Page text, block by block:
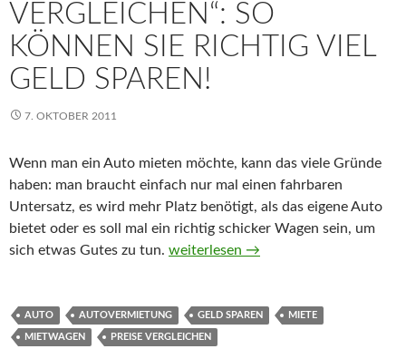
VERGLEICHEN“: SO
KÖNNEN SIE RICHTIG VIEL
GELD SPAREN!
7. OKTOBER 2011
Wenn man ein Auto mieten möchte, kann das viele Gründe
haben: man braucht einfach nur mal einen fahrbaren
Untersatz, es wird mehr Platz benötigt, als das eigene Auto
bietet oder es soll mal ein richtig schicker Wagen sein, um
sich etwas Gutes zu tun. Direkt bei einer Autovermietung
weiterlesen →
AUTO AUTOVERMIETUNG GELD SPAREN MIETE
MIETWAGEN PREISE VERGLEICHEN